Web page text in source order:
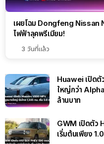
เผยโฉม Dongfeng Nissan
ไฟฟ้าลุคพรีเมียม!
3 วันที่แล้ว
Huawei เปิด
ใหญ่กว่า
ล้านบาท
GWM เปิดตัว
เริ่มต้นเพียง